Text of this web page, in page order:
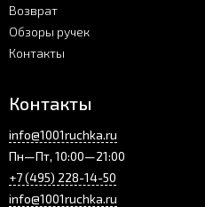
Возврат
Обзоры ручек
Контакты
Контакты
info@1001ruchka.ru
Пн—Пт, 10:00—21:00
+7 (495) 228-14-50
info@1001ruchka.ru